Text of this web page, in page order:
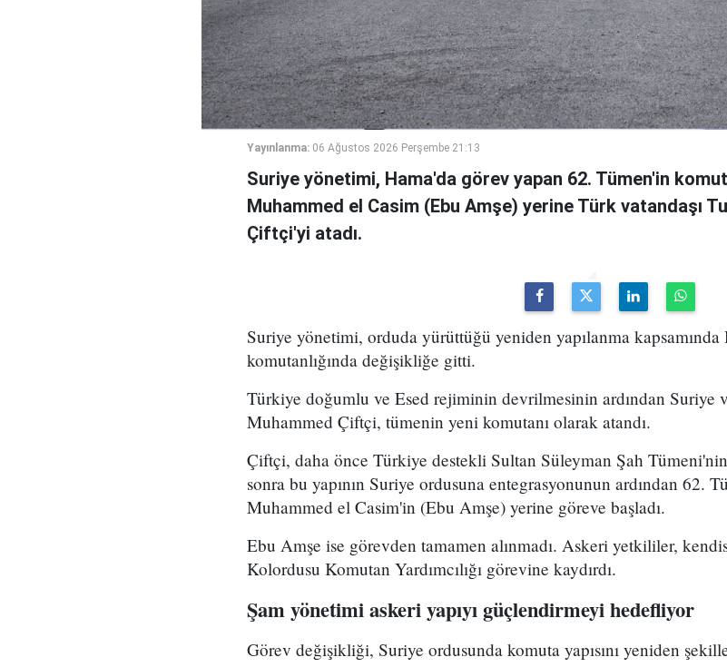
Yayınlanma: 06 Ağustos 2026 Perşembe 21:13
Suriye yönetimi, Hama'da görev yapan 62. Tümen'in
Muhammed el Casim (Ebu Amşe) yerine Türk vatandaşı
Çiftçi'yi atadı.
Suriye yönetimi, orduda yürüttüğü yeniden yapılanma
komutanlığında değişikliğe gitti.
Türkiye doğumlu ve Esed rejiminin devrilmesinin ardından Suriye
Muhammed Çiftçi, tümenin yeni komutanı olarak atandı.
Çiftçi, daha önce Türkiye destekli Sultan Süleyman Şah Tümeni'nin
sonra bu yapının Suriye ordusuna entegrasyonunun ardından 62.
Muhammed el Casim'in (Ebu Amşe) yerine göreve başladı.
Ebu Amşe ise görevden tamamen alınmadı. Askeri yetkililer,
Kolordusu Komutan Yardımcılığı görevine kaydırdı.
Şam yönetimi askeri yapıyı güçlendirmeyi hedefliyor
Görev değişikliği, Suriye ordusunda komuta yapısını yeniden